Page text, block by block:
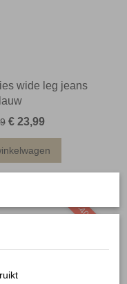
wide leg jeans
€ 23,99
-40%